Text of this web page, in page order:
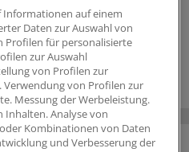
Störungen
Informationen auf einem
Daten zur Auswahl von
Profilen für personalisierte
zur Auswahl
von Profilen zur
von Profilen zur
Messung der Werbeleistung.
Inhalten. Analyse von
Kombinationen von Daten
und Verbesserung der